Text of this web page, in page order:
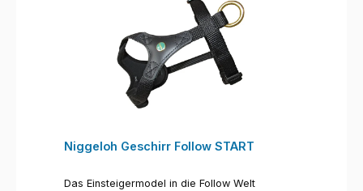
Niggeloh Geschirr Follow START
Das Einsteigermodel in die Follow Welt